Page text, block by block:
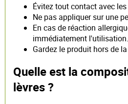
Évitez tout contact avec les
Ne pas appliquer sur une
En cas de réaction
immédiatement l'utilisation.
Gardez le produit hors de
Quelle est la
lèvres ?